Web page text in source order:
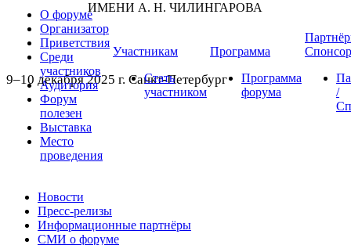
ИМЕНИ А. Н. ЧИЛИНГАРОВА
9–10 декабря 2025 г. Санкт-Петербург
О форуме
Организатор
Приветствия
Среди
участников
Аудитория
Форум
полезен
Выставка
Место
проведения
Участникам
Стать
участником
Программа
Программа
форума
/
Новости
Пресс-релизы
Информационные партнёры
СМИ о форуме